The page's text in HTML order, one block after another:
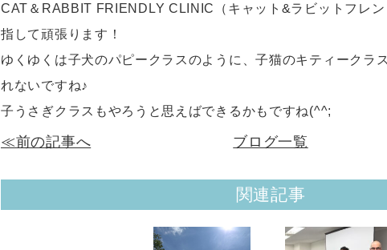
CAT＆RABBIT FRIENDLY CLINIC（キャット&ラビットフレン
指して頑張ります！
ゆくゆくは子犬のパピークラスのように、子猫のキティークラ
れないですね♪
子うさぎクラスもやろうと思えばできるかもですね(^^;
≪前の記事へ ブログ一覧
関連記事